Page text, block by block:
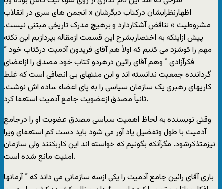
اظهارنظرایشان درکتاب دیگرشان « انجمن های سری در انقلاب
مشروطیت » تناقض آشکاردارد و برهیچ مدرک تاریخی مبتنی نیست.
پیش ازاینکه به اختصاربشرح این قسمت ازمقاله بپردازیم این نکته
مهم را کوشزد می کنیم که اولاً هم آقای فریدون آدمیت درکتاب خود ”
فکرآزادی ” وهم آقای رائین درهردو کتاب خود مصدق را ازاعضای
گرداننده جمعیت ندانسته اند و این منتهای بی انصافی است که غلط
کاریهای رهبری یک سازمان سیاسی را به پای اعضاء ساده اش نوشت.
ثانیاً مصدق ازعضویت جامع آدمیت استعفا کرد.
وقتی نویسنده به لحاظ اهمیت سیاسی مصدق عضویت او را درجامع
آدمیت با طول وتفضیل یاد آور می شود باید دست کم استعفای ویرا
نیزمتذکرشود. مگرآنکه بگوئیم که خواسته اند این کاربکنند ولی سازمان
امنیت مانع شده است.
باری آقای رائین جامع آدمیت را یکی ازسه سازمانی می داند که ” آرمانها